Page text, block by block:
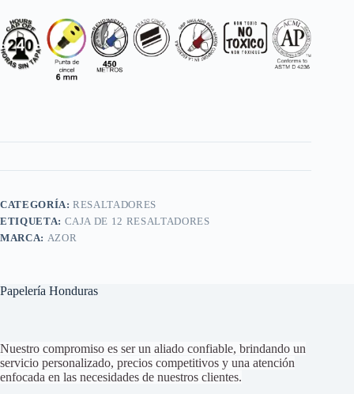
CATEGORÍA:RESALTADORES
ETIQUETA: CAJA DE 12 RESALTADORES
MARCA: AZOR
Papelería Honduras
Nuestro compromiso es ser un aliado confiable, brindando un
servicio personalizado, precios competitivos y una atención
enfocada en las necesidades de nuestros clientes.